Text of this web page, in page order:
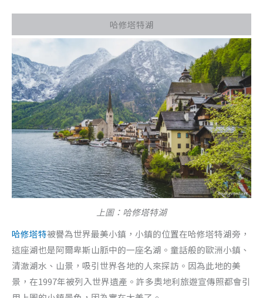
哈修塔特湖
上圖：哈修塔特湖
哈修塔特被譽為世界最美小鎮，小鎮的位置在哈修塔特湖旁，
這座湖也是阿爾卑斯山脈中的一座名湖。童話般的歐洲小鎮、
清澈湖水、山景，吸引世界各地的人來探訪。因為此地的美
景，在1997年被列入世界遺產。許多奧地利旅遊宣傳照都會引